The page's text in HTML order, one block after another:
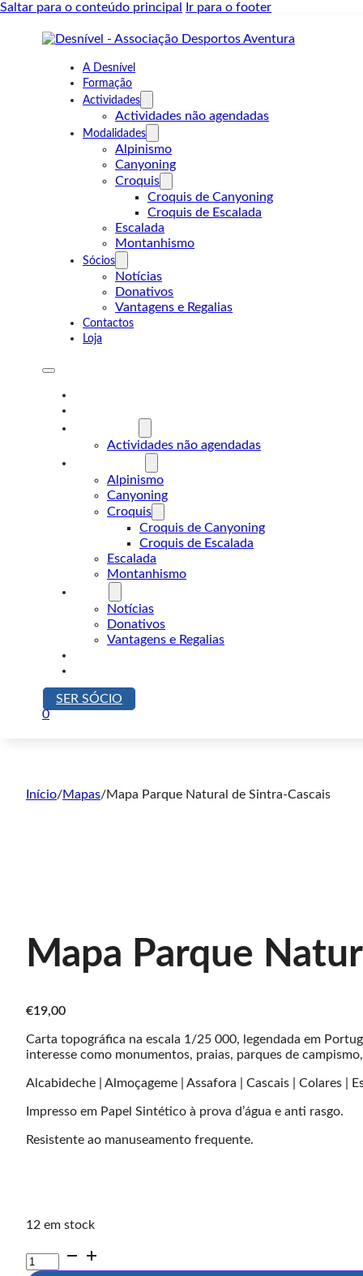
Saltar para o conteúdo principal Ir para o footer
A Desnível
Formação
Actividades
Actividades não agendadas
Modalidades
Alpinismo
Canyoning
Croquis
Croquis de Canyoning
Croquis de Escalada
Escalada
Montanhismo
Sócios
Notícias
Donativos
Vantagens e Regalias
Contactos
Loja
Actividades não agendadas
Alpinismo
Canyoning
Croquis
Croquis de Canyoning
Croquis de Escalada
Escalada
Montanhismo
Notícias
Donativos
Vantagens e Regalias
SER SÓCIO
0
Início/Mapas/Mapa Parque Natural de Sintra-Cascais
Mapa Parque
€19,00
Carta topográfica na escala 1/25 000, legendada em
interesse como monumentos, praias, parques de
Alcabideche | Almoçageme | Assafora | Cascais | Colares |
Impresso em Papel Sintético à prova d’água e anti rasgo.
Resistente ao manuseamento frequente.
12 em stock
Quantidade
de